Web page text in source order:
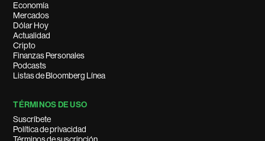
Economía
Mercados
Dólar Hoy
Actualidad
Cripto
Finanzas Personales
Podcasts
Listas de Bloomberg Línea
TÉRMINOS DE USO
Suscríbete
Política de privacidad